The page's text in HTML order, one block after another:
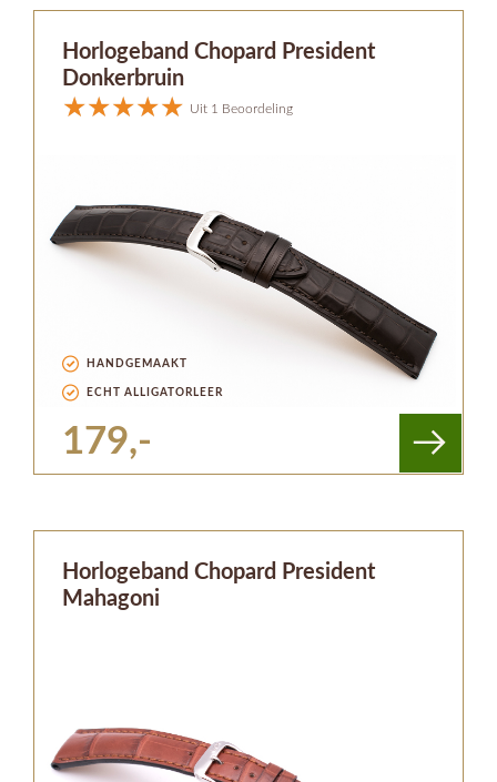
Horlogeband Chopard President
Donkerbruin
Uit 1 Beoordeling
HANDGEMAAKT
ECHT ALLIGATORLEER
179,-
Horlogeband Chopard President
Mahagoni